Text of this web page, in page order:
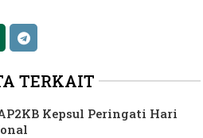
TERKAIT
Kepsul Peringati Hari